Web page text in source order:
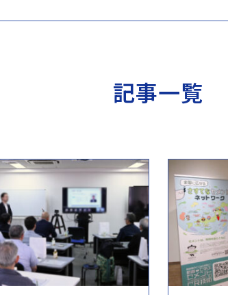
記事一覧